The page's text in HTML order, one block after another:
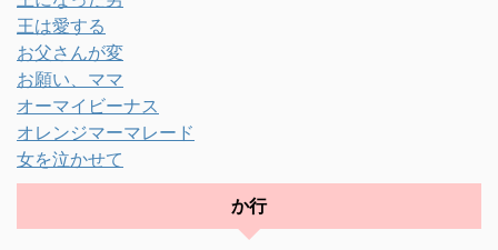
王は愛する
お父さんが変
お願い、ママ
オーマイビーナス
オレンジマーマレード
女を泣かせて
か行